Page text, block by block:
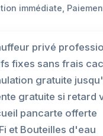
immédiate,
privé
fixes sans frais
gratuite
gratuite si retard
pancarte offerte
et Bouteilles d'eau